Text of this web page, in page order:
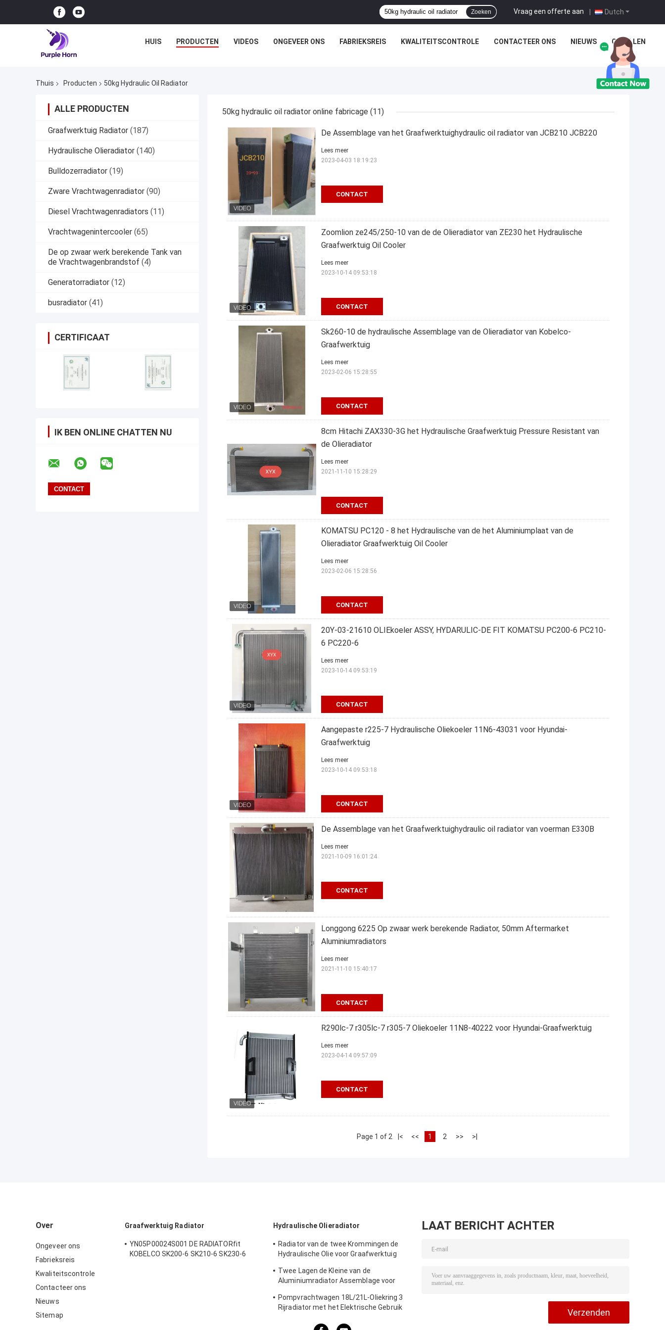
Dutch
Vraag een offerte aan |
Zoeken
HUIS PRODUCTEN VIDEOS ONGEVEER ONS FABRIEKSREIS KWALITEITSCONTROLE CONTACTEER ONS NIEUWS GEVALLEN
Thuis Producten 50kg Hydraulic Oil Radiator
ALLE PRODUCTEN
Graafwerktuig Radiator (187)
Hydraulische Olieradiator (140)
Bulldozerradiator (19)
Zware Vrachtwagenradiator (90)
Diesel Vrachtwagenradiators (11)
Vrachtwagenintercooler (65)
De op zwaar werk berekende Tank van
de Vrachtwagenbrandstof (4)
Generatorradiator (12)
busradiator (41)
CERTIFICAAT
IK BEN ONLINE CHATTEN NU
50kg hydraulic oil radiator online fabricage (11)
De Assemblage van het Graafwerktuighydraulic oil radiator van JCB210 JCB220
CONTACT
Lees meer
2023-04-03 18:19:23
Zoomlion ze245/250-10 van de de Olieradiator van ZE230 het Hydraulische
Graafwerktuig Oil Cooler
CONTACT
Lees meer
2023-10-14 09:53:18
Sk260-10 de hydraulische Assemblage van de Olieradiator van Kobelco-
Graafwerktuig
CONTACT
Lees meer
2023-02-06 15:28:55
8cm Hitachi ZAX330-3G het Hydraulische Graafwerktuig Pressure Resistant van
de Olieradiator
CONTACT
Lees meer
2021-11-10 15:28:29
KOMATSU PC120 - 8 het Hydraulische van de het Aluminiumplaat van de
Olieradiator Graafwerktuig Oil Cooler
CONTACT
Lees meer
2023-02-06 15:28:56
20Y-03-21610 OLIEkoeler ASSY, HYDARULIC-DE FIT KOMATSU PC200-6 PC210-
6 PC220-6
CONTACT
Lees meer
2023-10-14 09:53:19
Aangepaste r225-7 Hydraulische Oliekoeler 11N6-43031 voor Hyundai-
Graafwerktuig
CONTACT
Lees meer
2023-10-14 09:53:18
De Assemblage van het Graafwerktuighydraulic oil radiator van voerman E330B
CONTACT
Lees meer
2021-10-09 16:01:24
Longgong 6225 Op zwaar werk berekende Radiator, 50mm Aftermarket
Aluminiumradiators
CONTACT
Lees meer
2021-11-10 15:40:17
R290lc-7 r305lc-7 r305-7 Oliekoeler 11N8-40222 voor Hyundai-Graafwerktuig
CONTACT
Lees meer
2023-04-14 09:57:09
Page 1 of 2 |< << 1 2 >> >|
Over
Ongeveer ons
Fabrieksreis
Kwaliteitscontrole
Contacteer ons
Nieuws
Sitemap
Graafwerktuig Radiator
YN05P00024S001 DE RADIATORfit
KOBELCO SK200-6 SK210-6 SK230-6
Hydraulische Olieradiator
Radiator van de twee Krommingen de
Hydraulische Olie voor Graafwerktuig
Twee Lagen de Kleine van de
Aluminiumradiator Assemblage voor
Pompvrachtwagen 18L/21L-Oliekring 3
Rijradiator met het Elektrische Gebruik
LAAT BERICHT ACHTER